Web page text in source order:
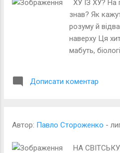
ХУ ІЗ ХУ? На
знав? Як
розуму й
наверху Ця
мабуть,
з них
Дописати коментар
Автор: Павло Стороженко -
НА